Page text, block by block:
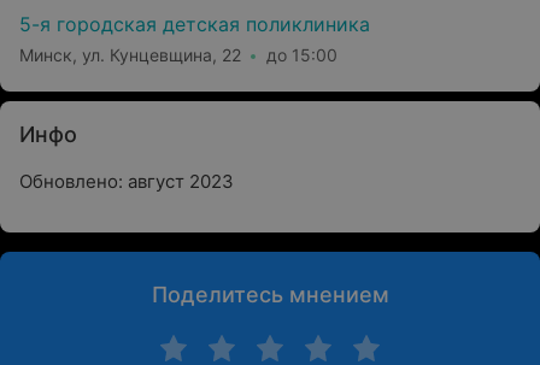
5-я городская детская поликлиника
Минск, ул. Кунцевщина, 22 до 15:00
Инфо
Обновлено: август 2023
Поделитесь мнением